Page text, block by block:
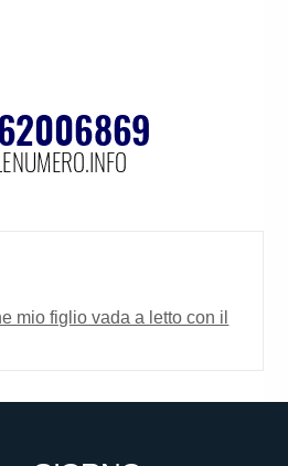
mio figlio vada a letto con il